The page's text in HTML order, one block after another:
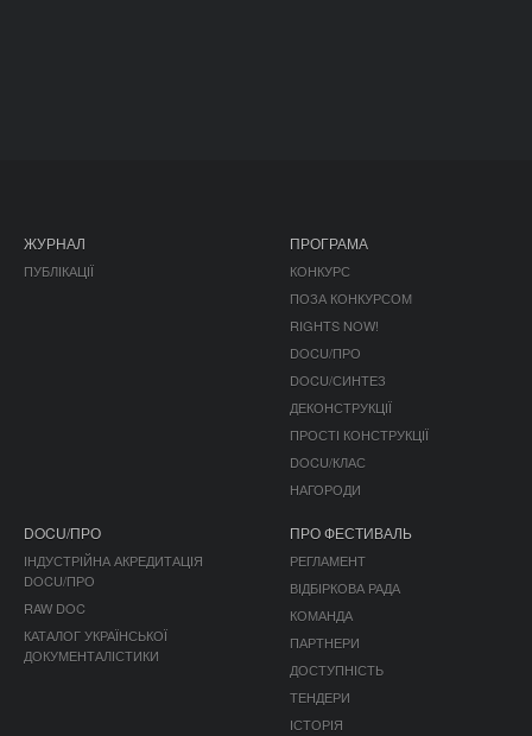
ЖУРНАЛ
ПУБЛІКАЦІЇ
ПРОГРАМА
КОНКУРС
ПОЗА КОНКУРСОМ
RIGHTS NOW!
DOCU/ПРО
DOCU/СИНТЕЗ
ДЕКОНСТРУКЦІЇ
ПРОСТІ КОНСТРУКЦІЇ
DOCU/КЛАС
НАГОРОДИ
DOCU/ПРО
ІНДУСТРІЙНА АКРЕДИТАЦІЯ
DOCU/ПРО
RAW DOC
КАТАЛОГ УКРАЇНСЬКОЇ
ДОКУМЕНТАЛІСТИКИ
ПРО ФЕСТИВАЛЬ
РЕГЛАМЕНТ
ВІДБІРКОВА РАДА
КОМАНДА
ПАРТНЕРИ
ДОСТУПНІСТЬ
ТЕНДЕРИ
ІСТОРІЯ